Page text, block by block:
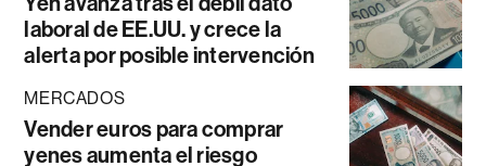
laboral de EE.UU. y crece la
alerta por posible intervención
MERCADOS
Vender euros para comprar
yenes aumenta el riesgo